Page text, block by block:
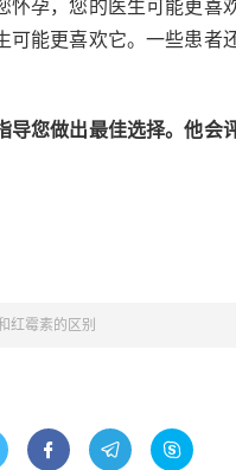
孕，您的医生可能更喜
能更喜欢它。一些患者
导您做出最佳选择。他会
红霉素的区别
  